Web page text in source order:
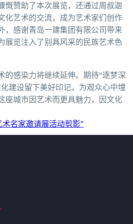
慨赞助了本次展览，还通过周叔迦
化艺术的交流，成为艺术家们创作
，感谢青岛一建集团有限公司带来
展览注入了别具风采的民族艺术色
的感染力将继续延伸。期待“逐梦深
建设留下美好印记，为观众心中埋
座城市因艺术而更具魅力，因文化
名家邀请展活动剪影”